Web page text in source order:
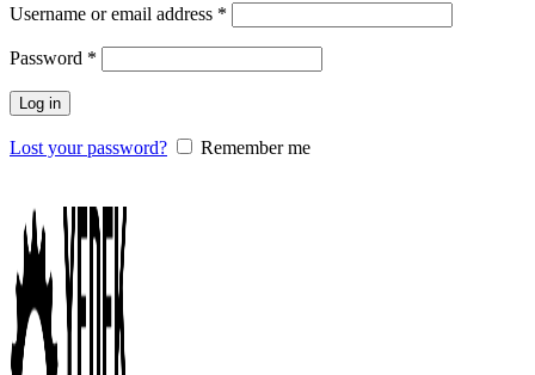
Username or email address *
Password *
Log in
Lost your password?
Remember me